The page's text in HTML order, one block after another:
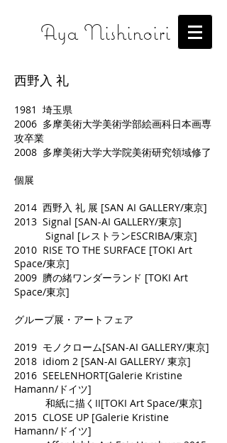
​Aya Nishinoiri
西野入 礼
1981 埼玉県
2006 多摩美術大学美術学部絵画科日本画専
攻卒業
2008 多摩美術大学大学院美術研究領域修了
個展
2014 西野入 礼 展 [SAN AI GALLERY/東京]
2013 Signal [SAN-AI GALLERY/東京]
Signal [レストランESCRIBA/東京]
2010 RISE TO THE SURFACE [TOKI Art
Space/東京]
2009 臍の緒ワンダーランド [TOKI Art
Space/東京]
グループ展・アートフェア
2019 モノクローム[SAN-AI GALLERY/東京]
2018 idiom 2 [SAN-AI GALLERY/ 東京]
2016 SEELENHORT[Galerie Kristine
Hamann/ドイツ]
和紙に描くII[TOKI Art Space/東京]
2015 CLOSE UP [Galerie Kristine
Hamann/ドイツ]